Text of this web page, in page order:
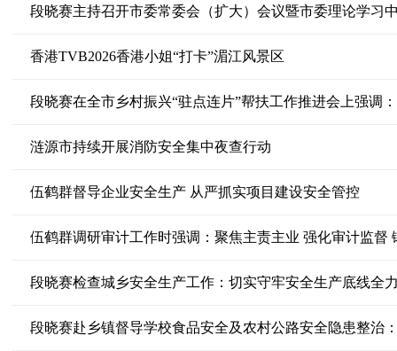
段晓赛主持召开市委常委会（扩大）会议暨市委理论学习
香港TVB2026香港小姐“打卡”湄江风景区
涟源市持续开展消防安全集中夜查行动
伍鹤群督导企业安全生产 从严抓实项目建设安全管控
伍鹤群调研审计工作时强调：聚焦主责主业 强化审计监督
段晓赛检查城乡安全生产工作：切实守牢安全生产底线全